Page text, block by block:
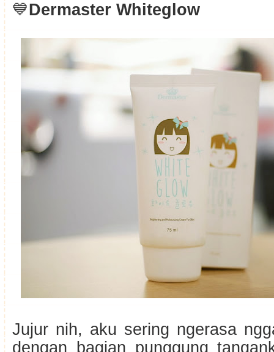
💙Dermaster Whiteglow
Jujur nih, aku sering ngerasa
dengan bagian punggung